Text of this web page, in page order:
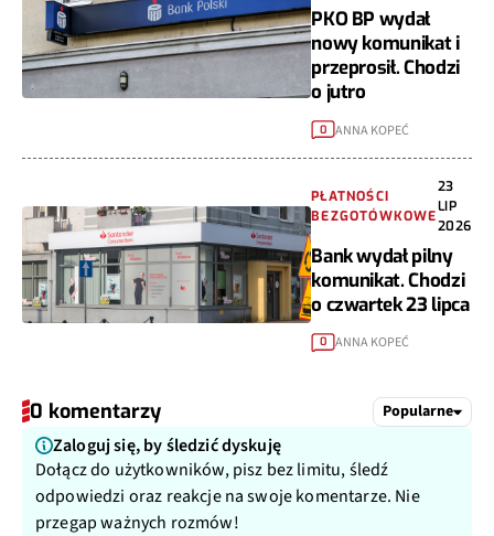
PKO BP wydał
nowy komunikat i
przeprosił. Chodzi
o jutro
0 ANNA KOPEĆ
PŁATNOŚCI
BEZGOTÓWKOWE
23
LIP
2026
Bank wydał pilny
komunikat. Chodzi
o czwartek 23 lipca
0 ANNA KOPEĆ
0 komentarzy Popularne
Zaloguj się, by śledzić dyskuję
Dołącz do użytkowników, pisz bez limitu, śledź
odpowiedzi oraz reakcje na swoje komentarze. Nie
przegap ważnych rozmów!